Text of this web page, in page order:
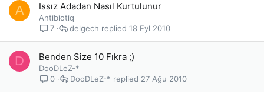
A Issız Adadan Nasıl Kurtulunur
Antibiotiq
7
18 Eyl 2010
delgech
D Benden Size 10 Fıkra ;)
DooDLeZ-*
0
27 Ağu 2010
DooDLeZ-*